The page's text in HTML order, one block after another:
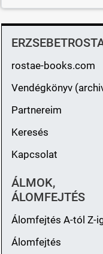
rostae-books.com
Vendégkönyv
Partnereim
Keresés
Kapcsolat
ÁLMOK,
ÁLOMFEJTÉS
Álomfejtés A-tól Z-
Álomfejtés